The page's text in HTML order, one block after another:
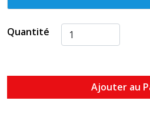
Quantité
Ajouter au